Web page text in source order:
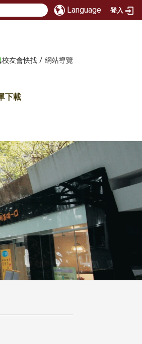
Language 登入
校友會快找 / 網站導覽
下載